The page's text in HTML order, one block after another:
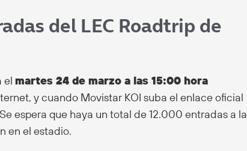
del LEC Roadtrip de
el martes 24 de marzo a las 15:00 hora
y cuando Movistar KOI suba el enlace oficial
espera que haya un total de 12.000 entradas a la
en el estadio.